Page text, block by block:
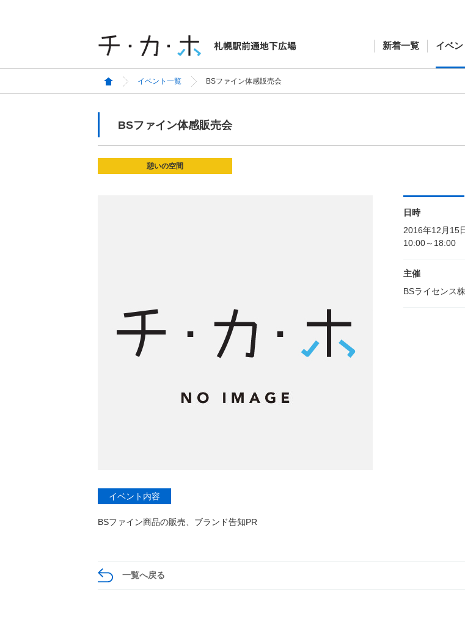
新着一覧 イベン
イベント一覧 BSファイン体感販売会
BSファイン体感販売会
憩いの空間
日時
2016年12月15
10:00～18:00
主催
BSライセンス
イベント内容
BSファイン商品の販売、ブランド告知PR
一覧へ戻る